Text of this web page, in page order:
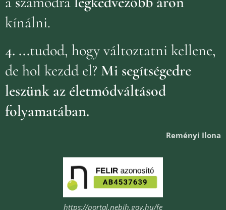
kínálni.
4. ...tudod, hogy változtatni kellene,
de hol kezdd el? Mi segítségedre
leszünk az életmódváltásod
folyamatában.
Reményi Ilona
https://portal.nebih.gov.hu/fe